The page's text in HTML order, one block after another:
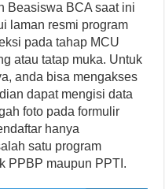
Beasiswa BCA saat ini
laman resmi program
pada tahap MCU
atau tatap muka. Untuk
anda bisa mengakses
dapat mengisi data
foto pada formulir
hanya
satu program
PPBP maupun PPTI.